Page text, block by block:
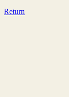
Return